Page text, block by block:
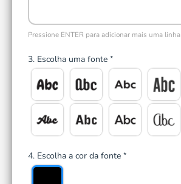
Pressione ENTER para adicionar mais uma linha
3. Escolha uma fonte *
4. Escolha a cor da fonte *